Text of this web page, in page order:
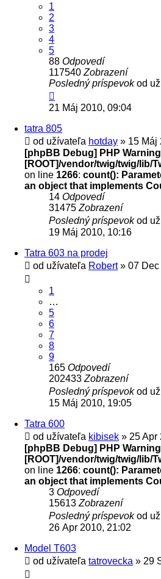
1
2
3
4
5
88 Odpovedí
117540 Zobrazení
Posledný príspevokod
21 Máj 2010, 09:04
tatra 805
od užívateľa hotday » 15 Máj
[phpBB Debug] PHP Warning
[ROOT]/vendor/twig/twig/lib/
on line 1266: count():
an object that implements
14 Odpovedí
31475 Zobrazení
Posledný príspevokod
19 Máj 2010, 10:16
Tatra 603 na prodej
od užívateľa Robert» 07 Dec
1
…
5
6
7
8
9
165 Odpovedí
202433 Zobrazení
Posledný príspevokod
15 Máj 2010, 19:05
Tatra 600
od užívateľa kibisek » 25 Apr
[phpBB Debug] PHP Warning
[ROOT]/vendor/twig/twig/lib/
on line 1266: count():
an object that implements
3 Odpovedí
15613 Zobrazení
Posledný príspevokod
26 Apr 2010, 21:02
Model T603
od užívateľa tatrovecka » 29